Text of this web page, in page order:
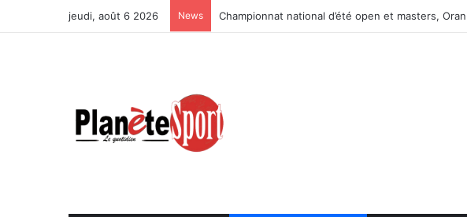
jeudi, août 6 2026 News Championnat national d’été open et masters,